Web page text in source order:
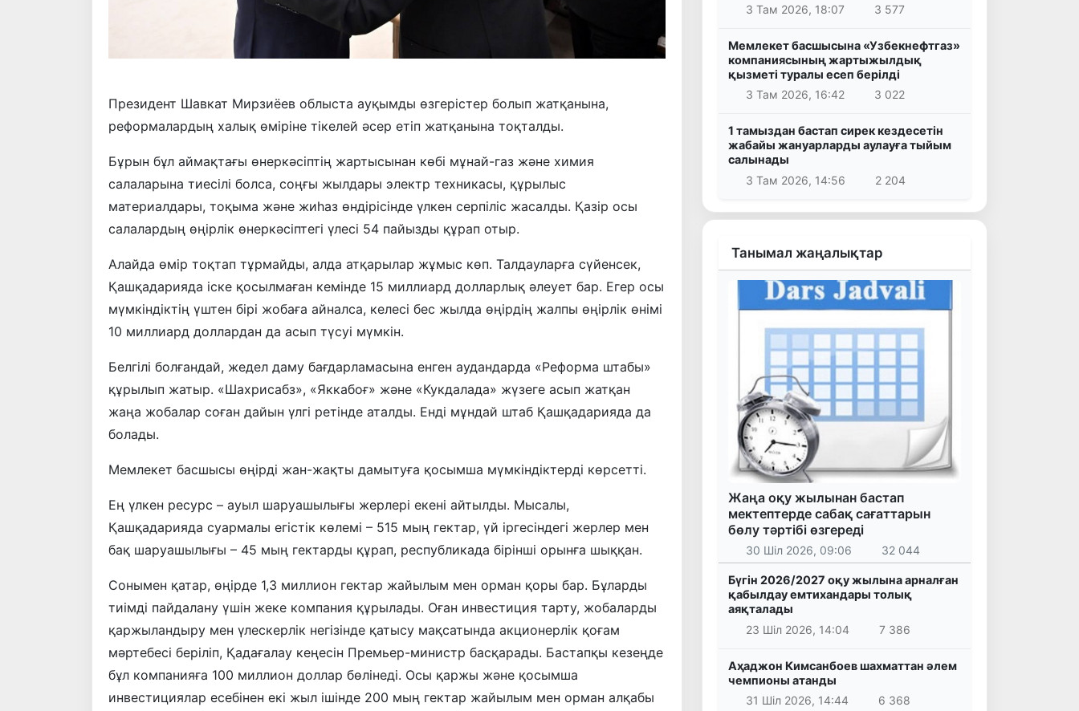
Президент Шавкат Мирзиёев облыста ауқымды өзгерістер болып жатқанына,
реформалардың халық өміріне тікелей әсер етіп жатқанына тоқталды.
Бұрын бұл аймақтағы өнеркәсіптің жартысынан көбі мұнай-газ және химия
салаларына тиесілі болса, соңғы жылдары электр техникасы, құрылыс
материалдары, тоқыма және жиһаз өндірісінде үлкен серпіліс жасалды. Қазір осы
салалардың өңірлік өнеркәсіптегі үлесі 54 пайызды құрап отыр.
Алайда өмір тоқтап тұрмайды, алда атқарылар жұмыс көп. Талдауларға сүйенсек,
Қашқадарияда іске қосылмаған кемінде 15 миллиард долларлық әлеует бар. Егер осы
мүмкіндіктің үштен бірі жобаға айналса, келесі бес жылда өңірдің жалпы өңірлік өнімі
10 миллиард доллардан да асып түсуі мүмкін.
Белгілі болғандай, жедел даму бағдарламасына енген аудандарда «Реформа штабы»
құрылып жатыр. «Шахрисабз», «Яккабоғ» және «Кукдалада» жүзеге асып жатқан
жаңа жобалар соған дайын үлгі ретінде аталды. Енді мұндай штаб Қашқадарияда да
болады.
Мемлекет басшысы өңірді жан-жақты дамытуға қосымша мүмкіндіктерді көрсетті.
Ең үлкен ресурс – ауыл шаруашылығы жерлері екені айтылды. Мысалы,
Қашқадарияда суармалы егістік көлемі – 515 мың гектар, үй іргесіндегі жерлер мен
бақ шаруашылығы – 45 мың гектарды құрап, республикада бірінші орынға шыққан.
Сонымен қатар, өңірде 1,3 миллион гектар жайылым мен орман қоры бар. Бұларды
тиімді пайдалану үшін жеке компания құрылады. Оған инвестиция тарту, жобаларды
қаржыландыру мен үлескерлік негізінде қатысу мақсатында акционерлік қоғам
мәртебесі беріліп, Қадағалау кеңесін Премьер-министр басқарады. Бастапқы кезеңде
бұл компанияға 100 миллион доллар бөлінеді. Осы қаржы және қосымша
инвестициялар есебінен екі жыл ішінде 200 мың гектар жайылым мен орман алқабы
3 Там 2026, 18:07
3 577
Мемлекет басшысына «Узбекнефтгаз»
компаниясының жартыжылдық
қызметі туралы есеп берілді
3 Там 2026, 16:42
3 022
1 тамыздан бастап сирек кездесетін
жабайы жануарларды аулауға тыйым
салынады
3 Там 2026, 14:56
2 204
Танымал жаңалықтар
Жаңа оқу жылынан бастап
мектептерде сабақ сағаттарын
бөлу тәртібі өзгереді
30 Шіл 2026, 09:06 32 044
Бүгін 2026/2027 оқу жылына арналған
қабылдау емтихандары толық
аяқталады
23 Шіл 2026, 14:04
7 386
Аҳаджон Кимсанбоев шахматтан әлем
чемпионы атанды
31 Шіл 2026, 14:44
6 368